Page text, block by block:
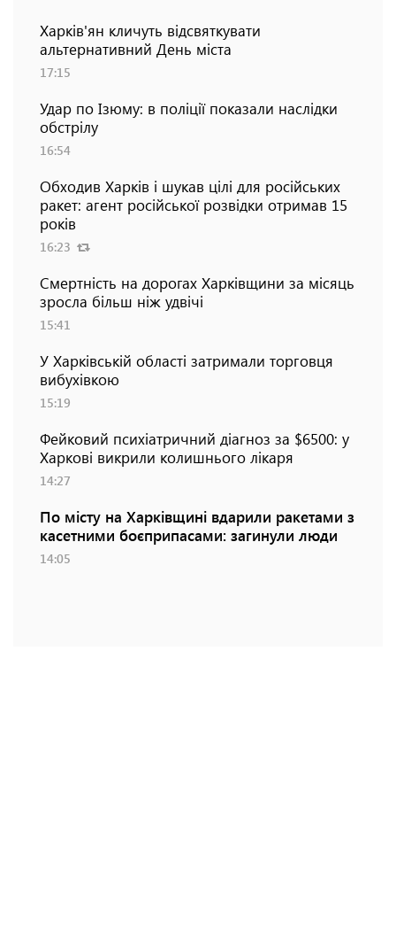
Харків'ян кличуть відсвяткувати
альтернативний День міста
17:15
Удар по Ізюму: в поліції показали наслідки
обстрілу
16:54
Обходив Харків і шукав цілі для російських
ракет: агент російської розвідки отримав 15
років
16:23
Смертність на дорогах Харківщини за місяць
зросла більш ніж удвічі
15:41
У Харківській області затримали торговця
вибухівкою
15:19
Фейковий психіатричний діагноз за $6500: у
Харкові викрили колишнього лікаря
14:27
По місту на Харківщині вдарили ракетами з
касетними боєприпасами: загинули люди
14:05